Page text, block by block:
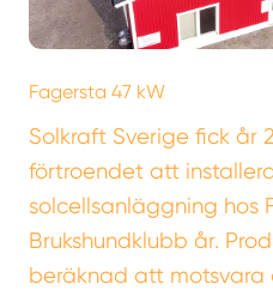
Fagersta 47 kW
Solkraft Sverige fick år
förtroendet att
solcellsanläggning hos
Brukshundklubb år.
beräknad att motsvara